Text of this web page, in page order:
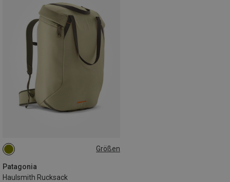
Größen
Patagonia
Haulsmith Rucksack
41L | L